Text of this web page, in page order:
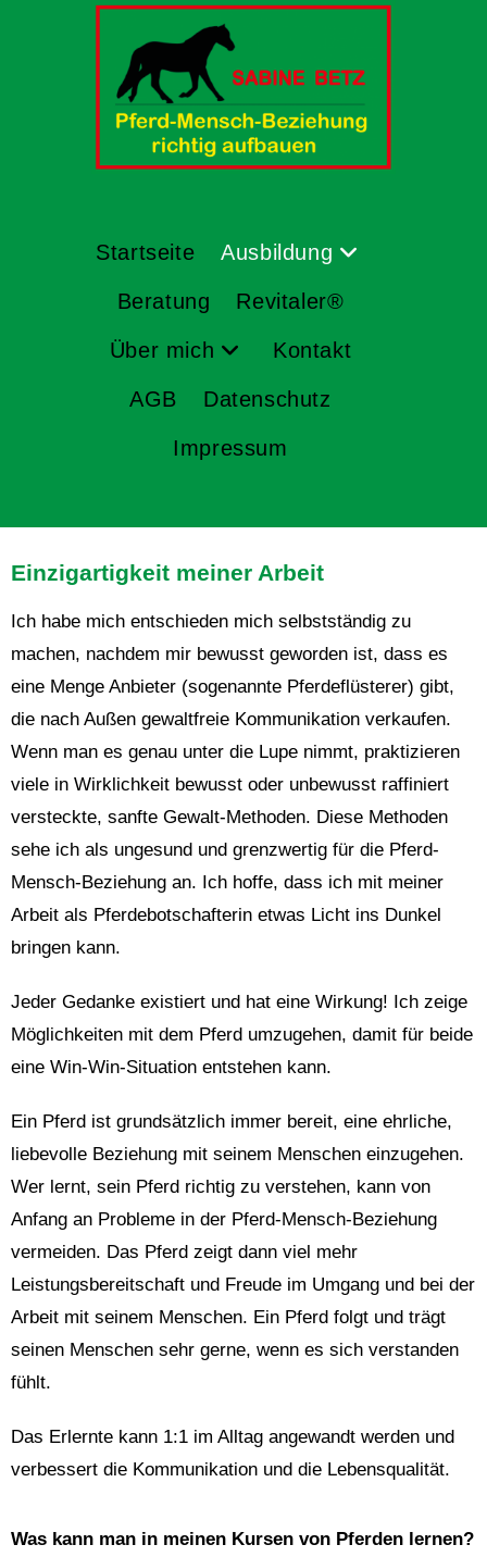
Startseite Ausbildung
Beratung Revitaler®
Über mich Kontakt
AGB Datenschutz
Impressum
Einzigartigkeit meiner Arbeit
Ich habe mich entschieden mich selbstständig zu
machen, nachdem mir bewusst geworden ist, dass es
eine Menge Anbieter (sogenannte Pferdeflüsterer) gibt,
die nach Außen gewaltfreie Kommunikation verkaufen.
Wenn man es genau unter die Lupe nimmt, praktizieren
viele in Wirklichkeit bewusst oder unbewusst raffiniert
versteckte, sanfte Gewalt-Methoden. Diese Methoden
sehe ich als ungesund und grenzwertig für die Pferd-
Mensch-Beziehung an. Ich hoffe, dass ich mit meiner
Arbeit als Pferdebotschafterin etwas Licht ins Dunkel
bringen kann.
Jeder Gedanke existiert und hat eine Wirkung! Ich zeige
Möglichkeiten mit dem Pferd umzugehen, damit für beide
eine Win-Win-Situation entstehen kann.
Ein Pferd ist grundsätzlich immer bereit, eine ehrliche,
liebevolle Beziehung mit seinem Menschen einzugehen.
Wer lernt, sein Pferd richtig zu verstehen, kann von
Anfang an Probleme in der Pferd-Mensch-Beziehung
vermeiden. Das Pferd zeigt dann viel mehr
Leistungsbereitschaft und Freude im Umgang und bei der
Arbeit mit seinem Menschen. Ein Pferd folgt und trägt
seinen Menschen sehr gerne, wenn es sich verstanden
fühlt.
Das Erlernte kann 1:1 im Alltag angewandt werden und
verbessert die Kommunikation und die Lebensqualität.
Was kann man in meinen Kursen von Pferden lernen?